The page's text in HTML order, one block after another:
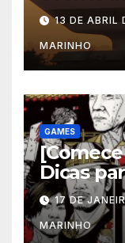
mescla
13 DE ABRIL
MARINHO
GAMES
Dicas
17 DE
MARINHO